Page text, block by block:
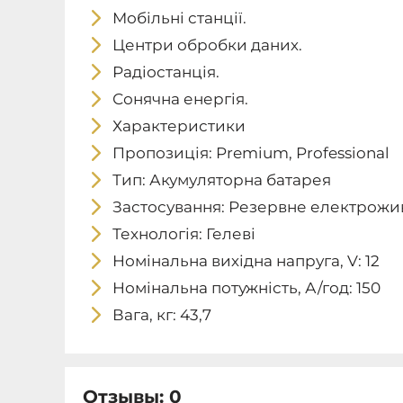
Мобільні станції.
Центри обробки даних.
Радіостанція.
Сонячна енергія.
Характеристики
Пропозиція: Premium, Professional
Тип: Акумуляторна батарея
Застосування: Резервне
Технологія: Гелеві
Номінальна вихідна напруга, V: 12
Номінальна потужність, А/год: 150
Вага, кг: 43,7
Отзывы: 0